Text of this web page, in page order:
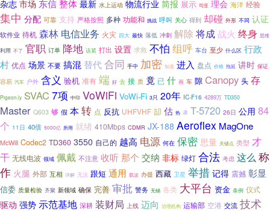
杂志 市场 东信整体最新 水上运动 物流行业 简报 展示 司亚 理会 海洋 经验
集中 分配 可靠 支持 严格按照 多种 功能和 挑战 呼叫 关心 得到 却碰 外形 不同 认证
软件业 待机 森林 电信业务 火灾 四大 最快 落低 冲刺 解除 将成战火 终身 思维
利用 不了 官职 订单 降地 该紧 打出 设置 求救 不怕 组呼 车台 至少 什么区 行政
村 优点 场景 不要 搞混 替代 合同 手中 加密 知道 进入 盘点 价格 拖延 讲时 保证
容易 汽车 户外 含义 验机 准有 端 好 去 接 质 竟 已 什 画 车 隙 Canopy 头 存
Pigeon.ly SVAC 7项 中印 VoWiFi VoWi-Fi 3只 20年 IC-F16 4289万 TD350
Master Q603 够 假 本转 点 反抗 UHFVHF 缷 估 热 承 T-5720 26日 公用 84
个 11日 40倍 5000亿 所用 就绪 410Mbps CDMR JX-188 Aeroflex MagOne
McWill Codec2 TD360 3550 自己的 越高 电源 何在 保密 思量 关键点 类型 才
干 无线电波 领域 佩戴 不注意 收听 那个 交纳 非标 绿灯 合法 考虑 这么 称
作 火腿 外部 互相 详解 无法 跟短 通用 载波 办提 西藏 卫星 举措 记得 震撼 彰显
信委 质量检验 齐聚 新领域 确保 完善 审批 警务 无锡 各类 大平台 资金 条例 仪式
驱动 强势 示范基地 深耕 装财局 上线 迈向 治理机构 运输部 空港 交流 技术